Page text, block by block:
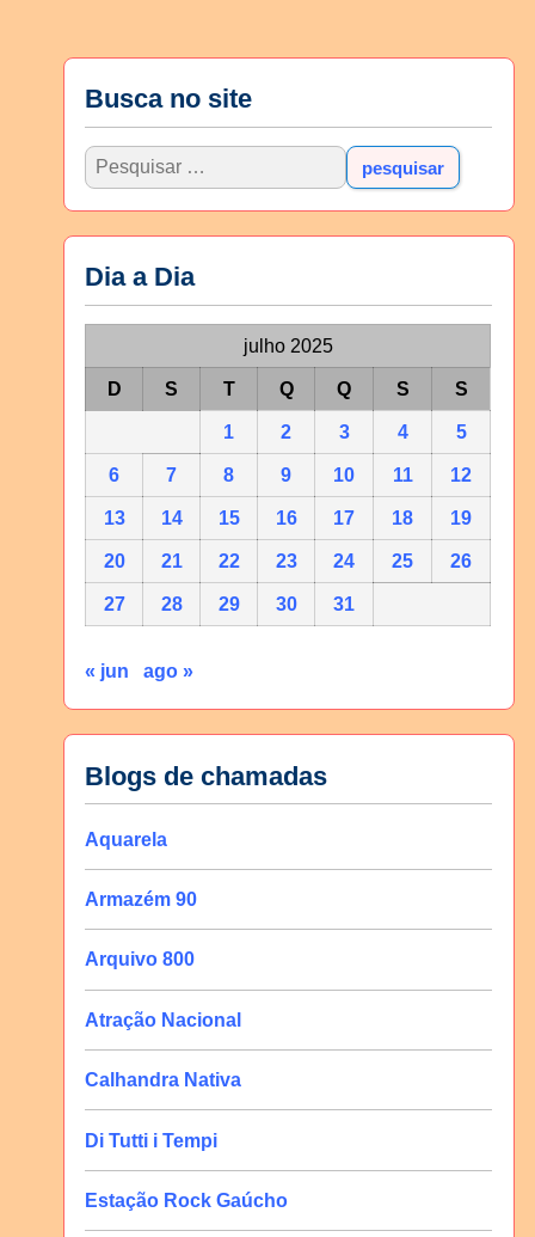
Busca no site
Dia a Dia
julho 2025
D S T Q Q S S
1 2 3 4 5
6 7 8 9 10 11 12
13 14 15 16 17 18 19
20 21 22 23 24 25 26
27 28 29 30 31
« jun ago »
Blogs de chamadas
Aquarela
Armazém 90
Arquivo 800
Atração Nacional
Calhandra Nativa
Di Tutti i Tempi
Estação Rock Gaúcho